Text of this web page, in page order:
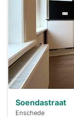
minuten
Stekkies helpt
je hierbij!
Soendastraat
Enschede